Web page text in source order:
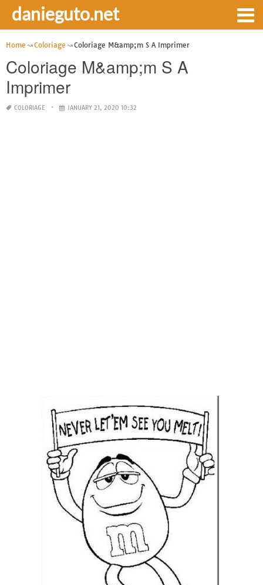
danieguto.net
Home Coloriage Coloriage M&amp;m S A Imprimer
Coloriage M&amp;m S A
Imprimer
COLORIAGE JANUARY 21, 2020 10:32